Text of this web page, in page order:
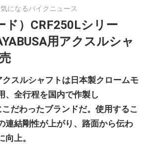
バ
ニ
気になるバイクニュース
ド）CRF250Lシリー
用アクスルシャ
クスルシャフトは日本製クロームモ
、全行程を国内で作製し
だわったブランドだ。使用するこ
連結剛性が上がり、路面から伝わ
向上。